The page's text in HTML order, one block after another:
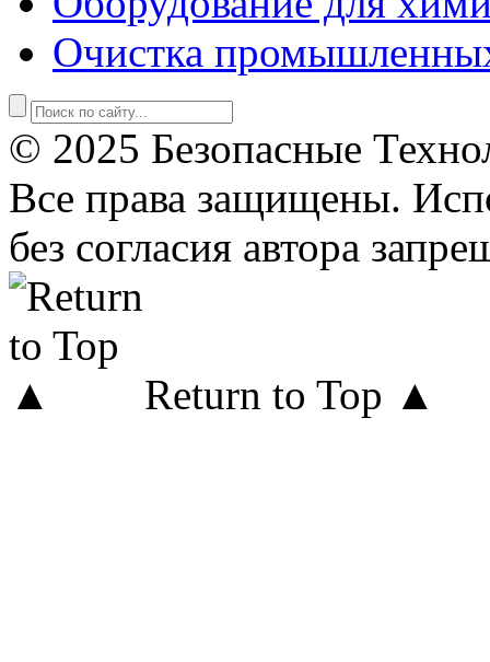
Очистка
© 2025 Безопасные
Все права защищены.
без согласия автора
Return to Top ▲